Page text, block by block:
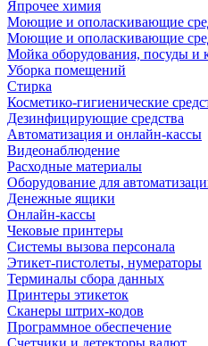
Япрочее химия
Моющие и ополаскивающие
Моющие и ополаскивающие
Мойка оборудования, посуды и
Уборка помещений
Стирка
Косметико-гигиенические
Дезинфицирующие средства
Автоматизация и онлайн-кассы
Видеонаблюдение
Расходные материалы
Оборудование для
Денежные ящики
Онлайн-кассы
Чековые принтеры
Системы вызова персонала
Этикет-пистолеты, нумераторы
Терминалы сбора данных
Принтеры этикеток
Сканеры штрих-кодов
Программное обеспечение
Счетчики и детекторы валют